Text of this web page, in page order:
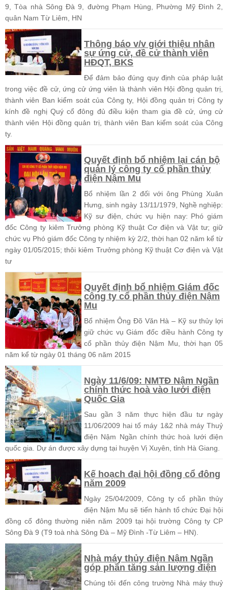
9, Tòa nhà Sông Đà 9, đường Phạm Hùng, Phường Mỹ Đình 2,
quân Nam Từ Liêm, HN
Thông báo v/v giới thiệu nhân
sự ứng cử, đề cử thành viên
HĐQT, BKS
Để đảm bảo đúng quy định của pháp luật
trong việc đề cử, ứng cử ứng viên là thành viên Hội đồng quản trị,
thành viên Ban kiểm soát của Công ty, Hội đồng quản trị Công ty
kính đề nghị Quý cổ đông đủ điều kiện tham gia đề cử, ứng cử
thành viên Hội đồng quản trị, thành viên Ban kiểm soát của Công
ty.
Quyết định bổ nhiệm lại cán bộ
quản lý công ty cổ phần thủy
điện Nậm Mu
Bổ nhiệm lần 2 đối với ông Phùng Xuân
Hưng, sinh ngày 13/11/1979, Nghề nghiệp:
Kỹ sư điện, chức vụ hiện nay: Phó giám
đốc Công ty kiêm Trưởng phòng Kỹ thuật Cơ điện và Vật tư; giữ
chức vụ Phó giám đốc Công ty nhiệm kỳ 2/2, thời hạn 02 năm kể từ
ngày 01/05/2015; thôi kiêm Trưởng phòng Kỹ thuật Cơ điện và Vật
tư
Quyết định bổ nhiệm Giám đốc
công ty cổ phần thủy điện Nậm
Mu
Bổ nhiệm Ông Đõ Văn Hà – Kỹ sư thủy lợi
giữ chức vụ Giám đốc điều hành Công ty
cổ phần thủy điện Nậm Mu, thời hạn 05
năm kể từ ngày 01 tháng 06 năm 2015
Ngày 11/6/09: NMTĐ Nậm Ngần
chính thức hoà vào lưới điện
Quốc Gia
Sau gần 3 năm thực hiện đầu tư ngày
11/06/2009 hai tổ máy 1&2 nhà máy Thuỷ
điện Nậm Ngần chính thức hoà lưới điện
quốc gia. Dự án được xây dựng tại huyện Vị Xuyên, tỉnh Hà Giang.
Kế hoạch đại hội đồng cổ đông
năm 2009
Ngày 25/04/2009, Công ty cổ phần thủy
điện Nậm Mu sẽ tiến hành tổ chức Đại hội
đồng cổ đông thường niên năm 2009 tại hội trường Công ty CP
Sông Đà 9 (T9 toà nhà Sông Đà – Mỹ Đình -Từ Liêm – HN).
Nhà máy thủy điện Nậm Ngần
góp phần tăng sản lượng điện
Chúng tôi đến công trường Nhà máy thuỷ